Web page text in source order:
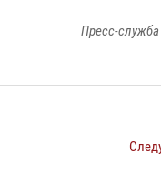
Пресс-служба